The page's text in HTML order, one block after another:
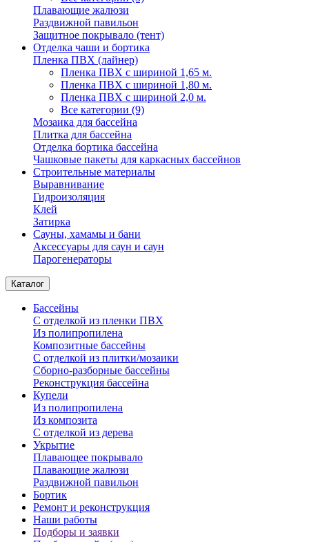
Плавающие жалюзи
Раздвижной павильон
Защитное покрывало (тент)
Отделка чаши и бортика
Пленка ПВХ (лайнер)
Пленка ПВХ с шириной 1,65 м.
Пленка ПВХ с шириной 1,80 м.
Пленка ПВХ с шириной 2,0 м.
Все категории (9)
Мозаика для бассейна
Плитка для бассейна
Отделка бортика бассейна
Чашковые пакеты для каркасных бассейнов
Строительные материалы
Выравнивание
Гидроизоляция
Клей
Затирка
Сауны, хамамы и бани
Аксессуары для саун и саун
Парогенераторы
Каталог
Бассейны
С отделкой из пленки ПВХ
Из полипропилена
Композитные бассейны
С отделкой из плитки/мозаики
Сборно-разборные бассейны
Реконструкция бассейна
Купели
Из полипропилена
Из композита
С отделкой из дерева
Укрытие
Плавающее покрывало
Плавающие жалюзи
Раздвижной павильон
Бортик
Ремонт и реконструкция
Наши работы
Подборы и заявки